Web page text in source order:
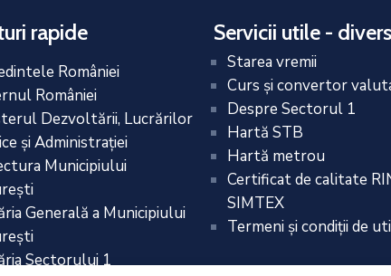
rapide
României
României
Dezvoltării, Lucrărilor
și Administrației
Municipiului
Generală a Municipiului
Sectorului 1
Servicii utile -
Starea vremii
Curs și convertor
Despre Sectorul 1
Hartă STB
Hartă metrou
Certificat de calitate
SIMTEX
Termeni și condiții de